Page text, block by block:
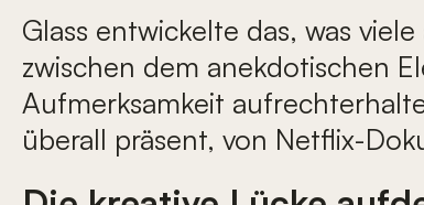
Glass entwickelte das, was
zwischen dem anekdotischen
Aufmerksamkeit
überall präsent, von Netflix-